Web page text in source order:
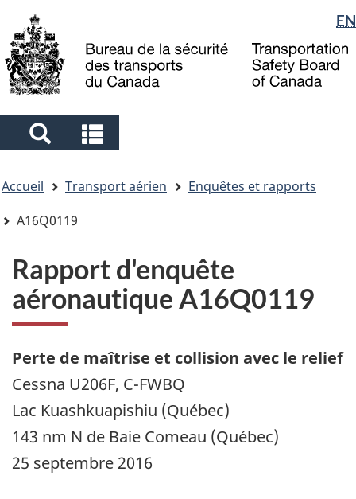
to
main
to
"About
government"
à
la
Sélection
de
la
langue
EN
Search
and
menus
and
menus
êtes
ici
Accueil Transport aérien
Enquêtes et rapports
A16Q0119
Rapport d'enquête
aéronautique A16Q0119
Perte de maîtrise et collision avec le relief
Cessna U206F, C-FWBQ
Lac Kuashkuapishiu (Québec)
143 nm N de Baie Comeau (Québec)
25 septembre 2016